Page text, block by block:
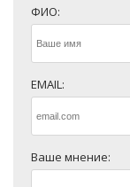
ФИО:
EMAIL:
Ваше мнение: